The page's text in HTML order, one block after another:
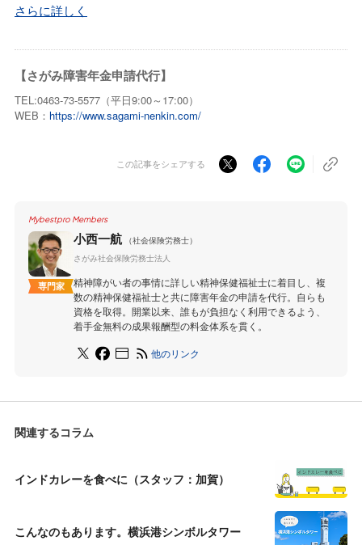
さらに詳しく
【さがみ障害年金申請代行】
TEL:0463-73-5577（平日9:00～17:00）
WEB： https://www.sagami-nenkin.com/
この記事をシェアする
Mybestpro Members
専門家
小西一航
（社会保険労務士）
さがみ社会保険労務士法人
精神障がい者の事情に詳しい精神保健福祉士に着目し、複
数の精神保健福祉士と共に障害年金の申請を代行。自らも
資格を取得。開業以来、誰もが負担なく利用できるよう、
着手金無料の成果報酬型の料金体系を貫く。
他のリンク
関連するコラム
インドカレーを食べに（スタッフ：加賀）
こんなのもあります。横浜港シンボルタワー